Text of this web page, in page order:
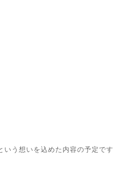
いう想いを込めた内容の予定です